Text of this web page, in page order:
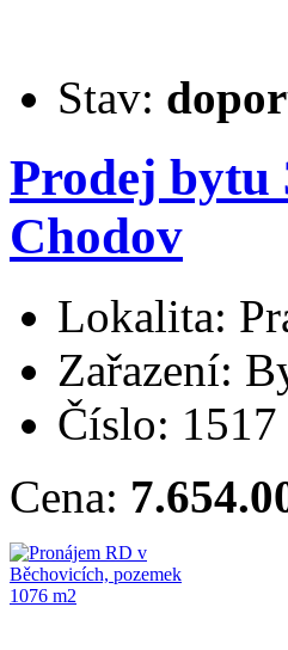
Stav:
Prodej bytu
Chodov
Lokalita:
Zařazení:
Číslo: 1517
Cena: